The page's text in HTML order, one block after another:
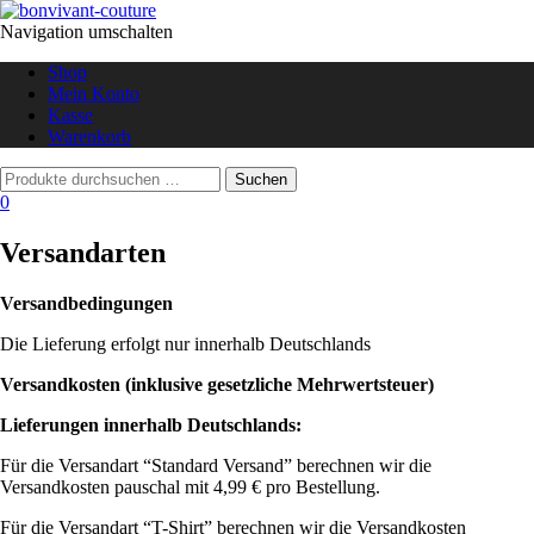
Navigation umschalten
Shop
Mein Konto
Kasse
Warenkorb
0
Versandarten
Versandbedingungen
Die Lieferung erfolgt nur innerhalb Deutschlands
Versandkosten (inklusive gesetzliche Mehrwertsteuer)
Lieferungen innerhalb Deutschlands:
Für die Versandart “Standard Versand” berechnen wir die
Versandkosten pauschal mit 4,99 € pro Bestellung.
Für die Versandart “T-Shirt” berechnen wir die Versandkosten